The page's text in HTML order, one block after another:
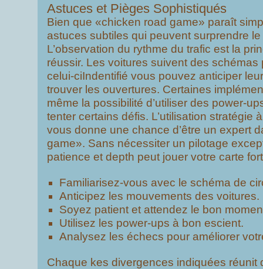
Astuces et Pièges Sophistiqués
Bien que «chicken road game» paraît
astuces subtiles qui peuvent surprendre
L’observation du rythme du trafic est la
réussir. Les voitures suivent des schémas
celui-ciIndentifié vous pouvez anticiper
trouver les ouvertures. Certaines
même la possibilité d’utiliser des power-
tenter certains défis. L’utilisation stratégie
vous donne une chance d’être un expert
game». Sans nécessiter un pilotage
patience et depth peut jouer votre carte
Familiarisez-vous avec le schéma de
Anticipez les mouvements des voitures.
Soyez patient et attendez le bon
Utilisez les power-ups à bon escient.
Analysez les échecs pour améliorer
Chaque kes divergences indiquées réunit